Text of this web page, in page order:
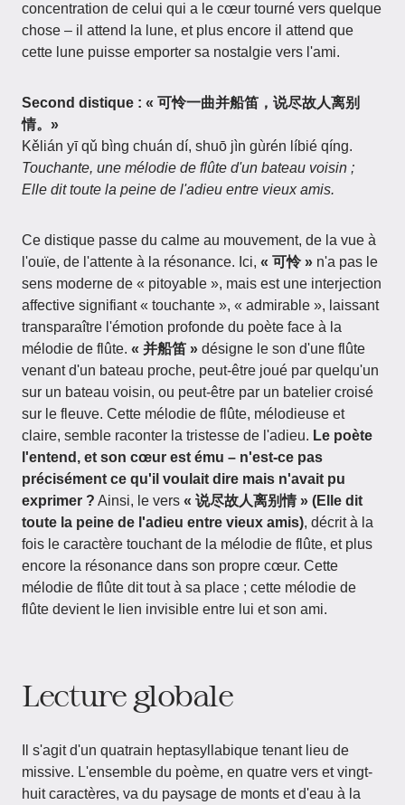
concentration de celui qui a le cœur tourné vers quelque
chose – il attend la lune, et plus encore il attend que
cette lune puisse emporter sa nostalgie vers l'ami.
Second distique : « 可怜一曲并船笛，说尽故人离别
情。»
Kělián yī qǔ bìng chuán dí, shuō jìn gùrén líbié qíng.
Touchante, une mélodie de flûte d'un bateau voisin ;
Elle dit toute la peine de l'adieu entre vieux amis.
Ce distique passe du calme au mouvement, de la vue à
l'ouïe, de l'attente à la résonance. Ici, « 可怜 » n'a pas le
sens moderne de « pitoyable », mais est une interjection
affective signifiant « touchante », « admirable », laissant
transparaître l'émotion profonde du poète face à la
mélodie de flûte. « 并船笛 » désigne le son d'une flûte
venant d'un bateau proche, peut-être joué par quelqu'un
sur un bateau voisin, ou peut-être par un batelier croisé
sur le fleuve. Cette mélodie de flûte, mélodieuse et
claire, semble raconter la tristesse de l'adieu. Le poète
l'entend, et son cœur est ému – n'est-ce pas
précisément ce qu'il voulait dire mais n'avait pu
exprimer ? Ainsi, le vers « 说尽故人离别情 » (Elle dit
toute la peine de l'adieu entre vieux amis), décrit à la
fois le caractère touchant de la mélodie de flûte, et plus
encore la résonance dans son propre cœur. Cette
mélodie de flûte dit tout à sa place ; cette mélodie de
flûte devient le lien invisible entre lui et son ami.
Lecture globale
Il s'agit d'un quatrain heptasyllabique tenant lieu de
missive. L'ensemble du poème, en quatre vers et vingt-
huit caractères, va du paysage de monts et d'eau à la